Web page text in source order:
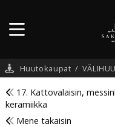
Huutokaupat /
17. Kattovalaisin,
keramiikka
Mene takaisin